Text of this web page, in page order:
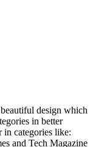
design which
in better
categories like:
and Tech Magazine